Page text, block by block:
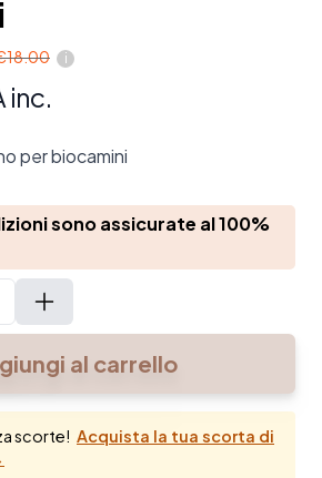
18.00 i
inc.
per biocamini
sono assicurate al 100%
ricaricabile
per
Biocamini
quantità
al carrello
scorte! Acquista la tua scorta di